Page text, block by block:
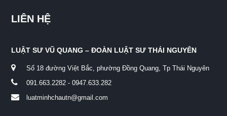
LIÊN HỆ
LUẬT SƯ VŨ QUANG – ĐOÀN LUẬT SƯ THÁI NGUYÊN
Số 18 đường Việt Bắc, phường Đồng Quang, Tp Thái Nguyên
091.663.2282 - 0947.633.282
luatminhchautn@gmail.com